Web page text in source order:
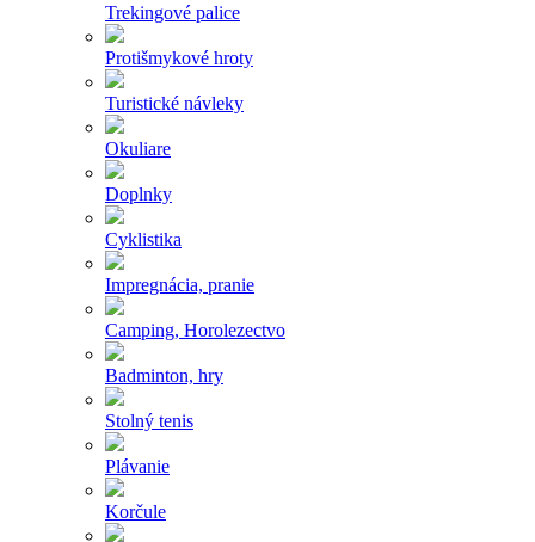
Trekingové palice
Protišmykové hroty
Turistické návleky
Okuliare
Doplnky
Cyklistika
Impregnácia, pranie
Camping, Horolezectvo
Badminton, hry
Stolný tenis
Plávanie
Korčule